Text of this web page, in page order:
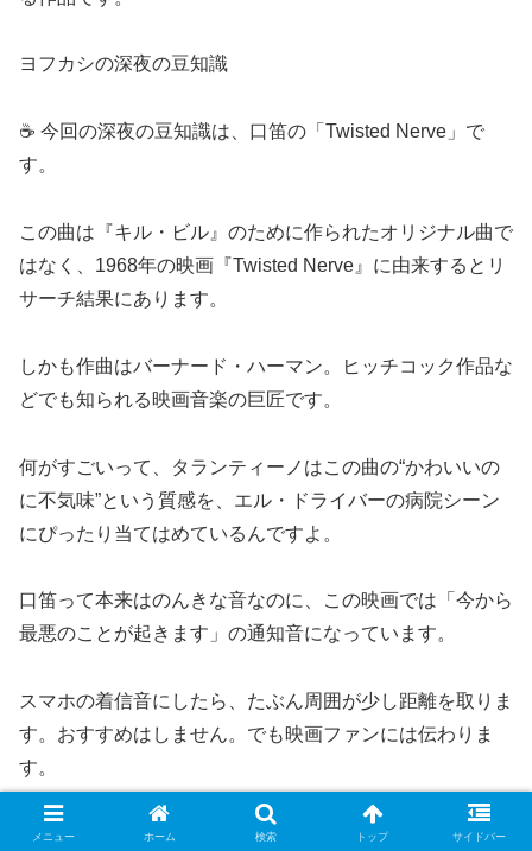
ヨフカシの深夜の豆知識
☕ 今回の深夜の豆知識は、口笛の「Twisted Nerve」で
す。
この曲は『キル・ビル』のために作られたオリジナル曲で
はなく、1968年の映画『Twisted Nerve』に由来するとリ
サーチ結果にあります。
しかも作曲はバーナード・ハーマン。ヒッチコック作品な
どでも知られる映画音楽の巨匠です。
何がすごいって、タランティーノはこの曲の“かわいいの
に不気味”という質感を、エル・ドライバーの病院シーン
にぴったり当てはめているんですよ。
口笛って本来はのんきな音なのに、この映画では「今から
最悪のことが起きます」の通知音になっています。
スマホの着信音にしたら、たぶん周囲が少し距離を取りま
す。おすすめはしません。でも映画ファンには伝わりま
す。
『キル・ビル Vol.1』はこんな人におすすめ
メニュー ホーム 検索 トップ サイドバー